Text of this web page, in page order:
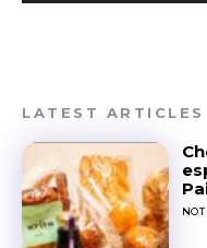
LATEST ARTICLES